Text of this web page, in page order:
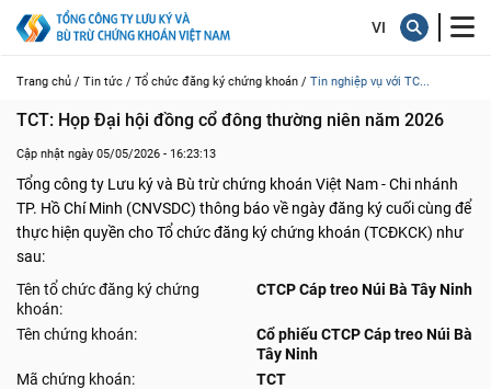
Trang chủ / Tin tức / Tổ chức đăng ký chứng khoán / Tin nghiệp vụ với TC...
TCT: Họp Đại hội đồng cổ đông thường niên năm 2026
Cập nhật ngày 05/05/2026 - 16:23:13
Tổng công ty Lưu ký và Bù trừ chứng khoán Việt Nam - Chi nhánh
TP. Hồ Chí Minh (CNVSDC) thông báo về ngày đăng ký cuối cùng để
thực hiện quyền cho Tổ chức đăng ký chứng khoán (TCĐKCK) như
sau:
Tên tổ chức đăng ký chứng
khoán:
CTCP Cáp treo Núi Bà Tây Ninh
Tên chứng khoán:
Cổ phiếu CTCP Cáp treo Núi Bà
Tây Ninh
Mã chứng khoán:
TCT